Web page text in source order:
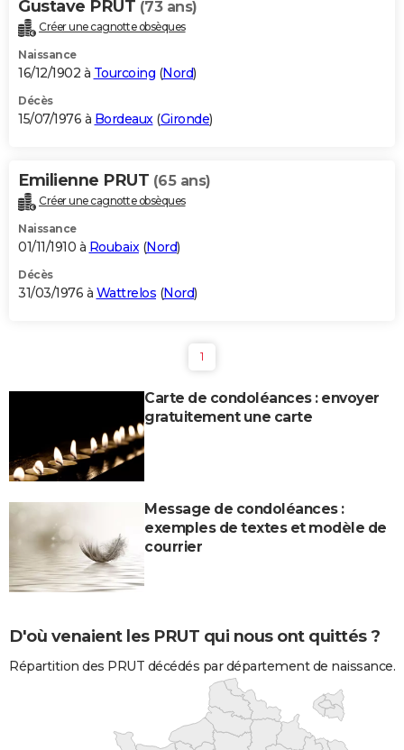
Gustave PRUT (73 ans)
Créer une cagnotte obsèques
Naissance
16/12/1902 à Tourcoing (Nord)
Décès
15/07/1976 à Bordeaux(Gironde)
Emilienne PRUT (65 ans)
Créer une cagnotte obsèques
Naissance
01/11/1910 à Roubaix(Nord)
Décès
31/03/1976 à Wattrelos (Nord)
1
Carte de condoléances : envoyer
gratuitement une carte
Message de condoléances :
exemples de textes et modèle de
courrier
D'où venaient les PRUT qui nous ont quittés ?
Répartition des PRUT décédés par département de naissance.